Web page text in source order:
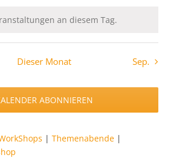
an diesem Tag.
Dieser Monat Sep.
ABONNIEREN
| Themenabende |